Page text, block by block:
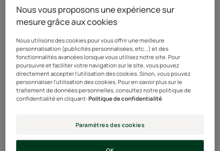
8 résultats pour "Cheveux blonds,
méchés"
Crème
éclat
thermo-
protectrice
NOUVELLE
FORMULE
Masque
éclat
réparateur
NOUVELLE
FORMULE
Nous vous proposons une expérience sur
mesure grâce aux cookies
Nous utilisons des cookies pour vous offrir une meilleure
personnalisation (publicités personnalisées, etc...) et des
fonctionnalités avancées lorsque vous utilisez notre site. Pour
poursuivre et faciliter votre navigation sur le site, vous pouvez
directement accepter l'utilisation des cookies. Sinon, vous pouvez
personnaliser l'utilisation des cookies. Pour en savoir plus sur le
traitement de données personnelles, consultez notre politique de
confidentialité en cliquant:Politique de confidentialité
Paramètres des cookies